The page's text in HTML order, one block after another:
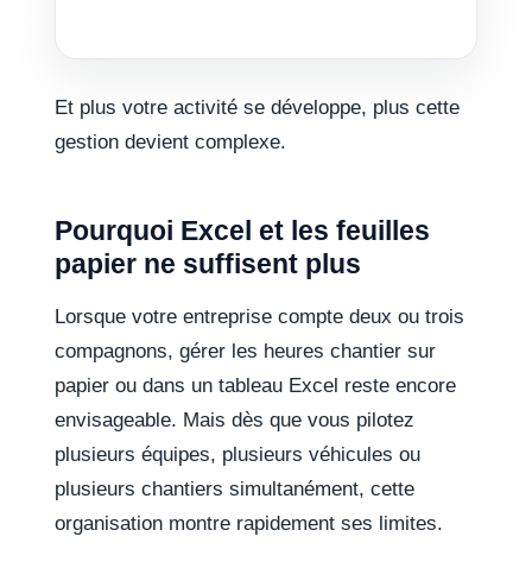
Et plus votre activité se développe, plus cette
gestion devient complexe.
Pourquoi Excel et les feuilles
papier ne suffisent plus
Lorsque votre entreprise compte deux ou trois
compagnons, gérer les heures chantier sur
papier ou dans un tableau Excel reste encore
envisageable. Mais dès que vous pilotez
plusieurs équipes, plusieurs véhicules ou
plusieurs chantiers simultanément, cette
organisation montre rapidement ses limites.